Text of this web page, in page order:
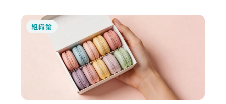
組織論